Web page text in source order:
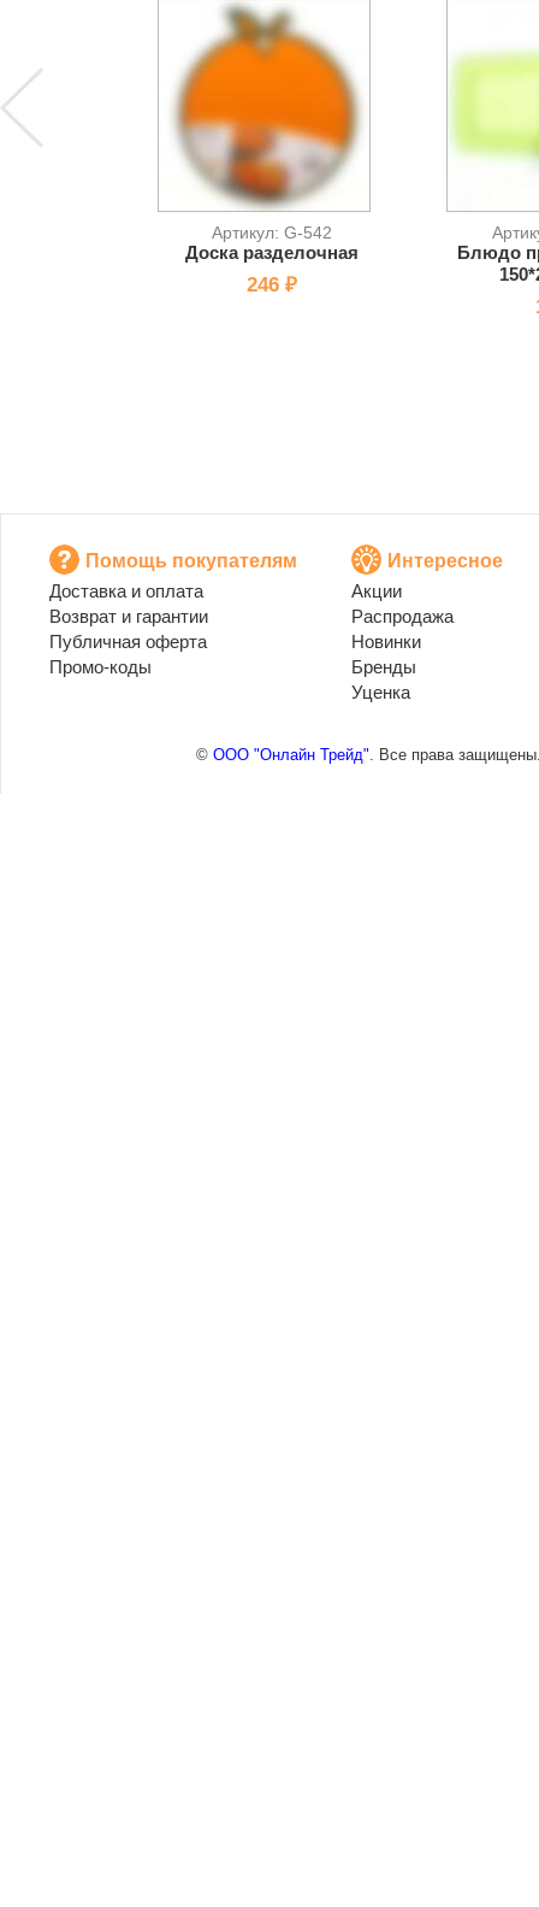
Артикул: G-542
Доска разделочная
246 ₽
Блюдо
Помощь покупателям
Доставка и оплата
Возврат и гарантии
Публичная оферта
Промо-коды
Интересное
Акции
Распродажа
Новинки
Бренды
Уценка
© ООО "Онлайн Трейд". Все права